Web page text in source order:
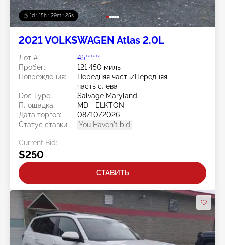
1d : 15h : 29m : 22s
2021 VOLKSWAGEN Atlas 2.0L
Лот #:
45******
Пробег:
121,450 миль
Повреждения:
Передняя часть/Передняя
часть слева
Doc Type:
Salvage Maryland
Площадка:
MD - ELKTON
Дата торгов:
08/10/2026
Статус ставки:
You Haven't bid
Current Bid:
$250
СТАВИТЬ